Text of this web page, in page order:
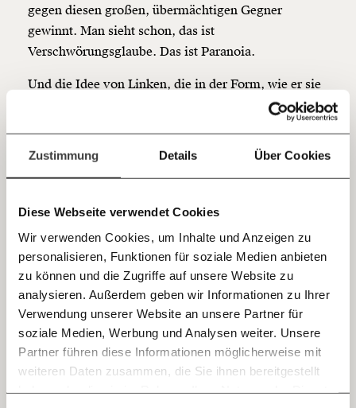
Zustimmung Details Über Cookies
Diese Webseite verwendet Cookies
Wir verwenden Cookies, um Inhalte und Anzeigen zu
personalisieren, Funktionen für soziale Medien anbieten
zu können und die Zugriffe auf unsere Website zu
analysieren. Außerdem geben wir Informationen zu Ihrer
Verwendung unserer Website an unsere Partner für
soziale Medien, Werbung und Analysen weiter. Unsere
Partner führen diese Informationen möglicherweise mit
weiteren Daten zusammen, die Sie ihnen bereitgestellt
Immer auf dem Laufenden
bleiben mit unseren gratis
E-Mail-Newslettern!
unterstütze uns mit Deinem Mitgliedsbeitrag.
Du überweist lieber direkt?
Hier unsere IBAN: AT34 4300 0498 0007 6017
sozialen Fortschritt
Ich werde Fördermitglied* …
Jetzt
einfach
teilen.
E-Mail
Whatsapp
gegen diesen großen, übermächtigen Gegner
gewinnt. Man sieht schon, das ist
Verschwörungsglaube. Das ist Paranoia.
Und die Idee von Linken, die in der Form, wie er sie
zusammenarbeiten, das heißt, dass die im Inland
auch noch dem Vaterland der Nation schaden wollen,
indem sie mit denen aus dem Ausland
das eine ganz große Verschwörungsideologie ist.
Georg Soros als
antisemitisches Feindbild
In diesem Verschwörungsdenken haben wir immer
auch schon diese antisemitischen Codes drinnen und
das zeigt sich besonders dann, wenn man sieht,
welche Namen genannt werden. Das ist George
Soros, ein jüdischer Milliardär, der liberale,